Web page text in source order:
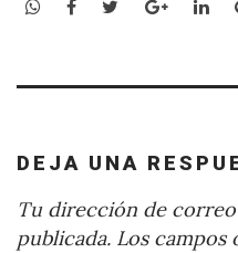
WhatsApp
Facebook
TwitterGoogle+
DEJA UNA
Tu dirección de
publicada. Los campos